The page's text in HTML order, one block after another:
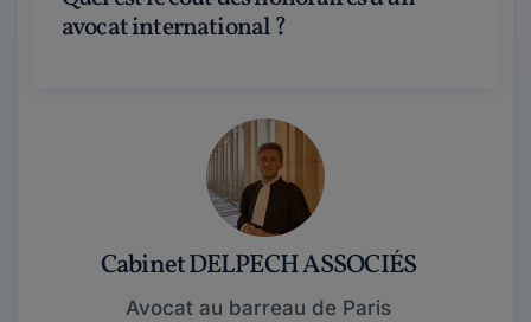
avocat international ?
Cabinet DELPECH ASSOCIÉS
Avocat au barreau de Paris